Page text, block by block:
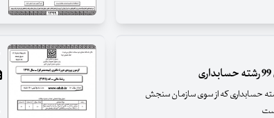
سئوالات آزمون تخصصی دکترای سال 99 رشته حسابداری که از سوی سازمان سنجش